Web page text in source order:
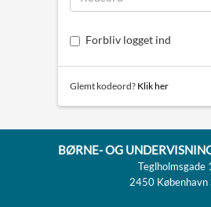
Forbliv logget ind
Glemt kodeord? Klik her
BØRNE- OG
Teglholmsgade
2450 København